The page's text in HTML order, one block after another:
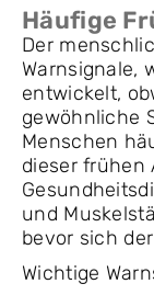
Häufige
Der
Warnsignale,
entwickelt,
gewöhnliche
Menschen
dieser frühen
und
bevor sich
Wichtige